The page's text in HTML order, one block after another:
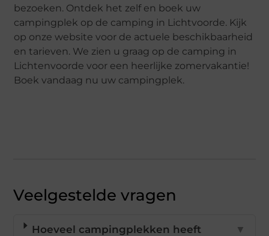
bezoeken. Ontdek het zelf en boek uw
campingplek op de camping in Lichtvoorde. Kijk
op onze website voor de actuele beschikbaarheid
en tarieven. We zien u graag op de camping in
Lichtenvoorde voor een heerlijke zomervakantie!
Boek vandaag nu uw campingplek.
Veelgestelde vragen
Hoeveel campingplekken heeft
▼